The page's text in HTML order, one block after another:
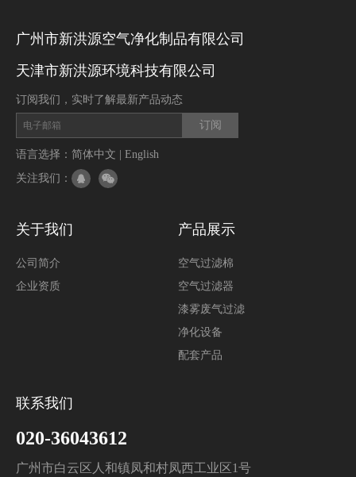
广州市新洪源空气净化制品有限公司
天津市新洪源环境科技有限公司
订阅我们，实时了解最新产品动态
语言选择：简体中文 |English
关注我们：
关于我们
公司简介
企业资质
产品展示
空气过滤棉
空气过滤器
漆雾废气过滤
净化设备
配套产品
联系我们
020-36043612
广州市白云区人和镇凤和村凤西工业区1号